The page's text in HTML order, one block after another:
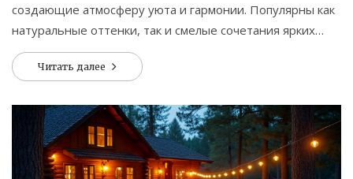
создающие атмосферу уюта и гармонии. Популярны как
натуральные оттенки, так и смелые сочетания ярких
цветов, формирующие уникальный стиль. В статье
рассматриваются идеи и рекомендации по созданию
вашего сада. Изучение современных инноваций и
технологий также важно для достижения идеального
результата.
Читать далее